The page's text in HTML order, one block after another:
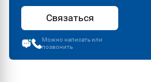
Связаться
Можно написать или
позвонить